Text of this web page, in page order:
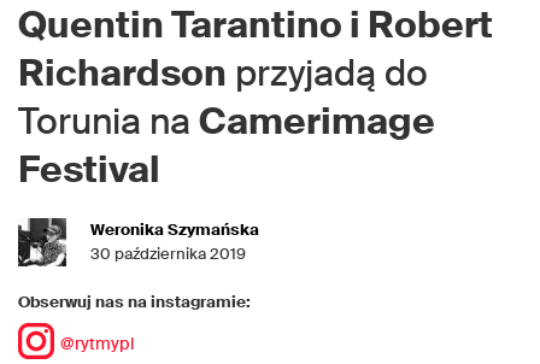
Quentin Tarantino i Robert
Richardson przyjadą do
Torunia na Camerimage
Festival
Weronika Szymańska
30 października 2019
Obserwuj nas na instagramie:
@rytmypl